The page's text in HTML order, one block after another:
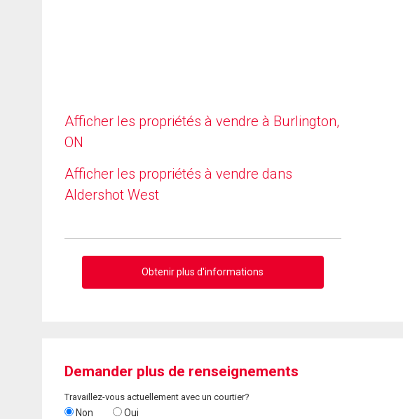
Afficher les propriétés à vendre à Burlington,
ON
Afficher les propriétés à vendre dans
Aldershot West
Obtenir plus d'informations
Demander plus de renseignements
Travaillez-vous actuellement avec un courtier?
Non Oui